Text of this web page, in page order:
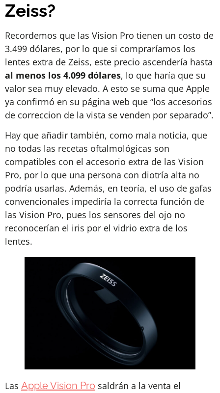
Zeiss?
Recordemos que las Vision Pro tienen un costo de
3.499 dólares, por lo que si compraríamos los
lentes extra de Zeiss, este precio ascendería hasta
al menos los 4.099 dólares, lo que haría que su
valor sea muy elevado. A esto se suma que Apple
ya confirmó en su página web que “los accesorios
de correccion de la vista se venden por separado”.
Hay que añadir también, como mala noticia, que
no todas las recetas oftalmológicas son
compatibles con el accesorio extra de las Vision
Pro, por lo que una persona con diotría alta no
podría usarlas. Además, en teoría, el uso de gafas
convencionales impediría la correcta función de
las Vision Pro, pues los sensores del ojo no
reconocerían el iris por el vidrio extra de los
lentes.
Las Apple Vision Pro saldrán a la venta el